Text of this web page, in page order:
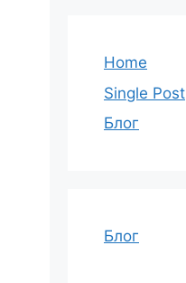
Home
Single Post
Блог
Блог